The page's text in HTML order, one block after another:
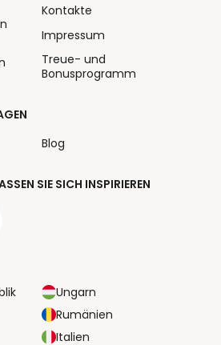
SIE SICH INSPIRIEREN
Ungarn
Rumänien
Italien
Kontakte
Impressum
Treue- und
Bonusprogramm
Blog